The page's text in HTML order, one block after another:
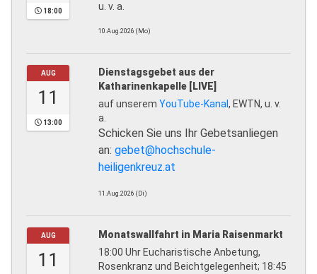
18:00
u. v. a.
10.Aug.2026 (Mo)
AUG
11
13:00
Dienstagsgebet aus der
Katharinenkapelle [LIVE]
auf unserem YouTube-Kanal, EWTN, u. v.
a.
Schicken Sie uns Ihr Gebetsanliegen
an: gebet@hochschule-
heiligenkreuz.at
11.Aug.2026 (Di)
AUG
11
Monatswallfahrt in Maria Raisenmarkt
18:00 Uhr Eucharistische Anbetung,
Rosenkranz und Beichtgelegenheit; 18:45